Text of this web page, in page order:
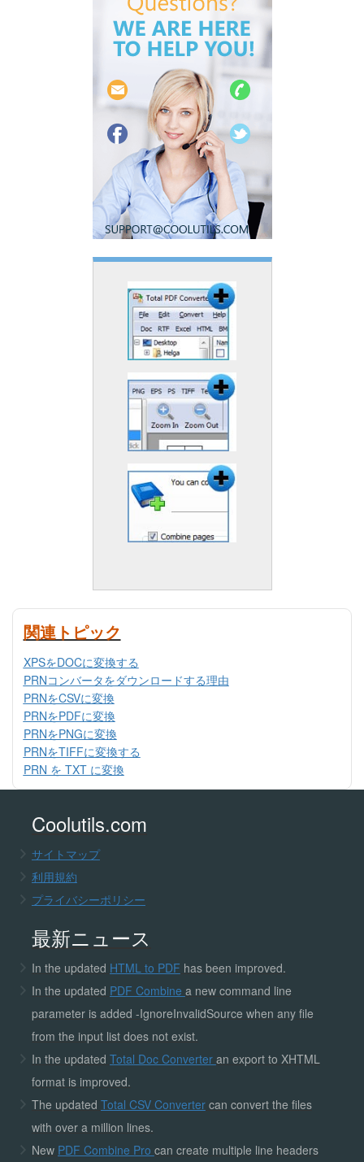
関連トピック
XPSをDOCに変換する
PRNコンバータをダウンロードする理由
PRNをCSVに変換
PRNをPDFに変換
PRNをPNGに変換
PRNをTIFFに変換する
PRN を TXT に変換
Coolutils.com
サイトマップ
利用規約
プライバシーポリシー
最新ニュース
In the updated HTML to PDF has been improved.
In the updated PDF Combine a new command line
parameter is added -IgnoreInvalidSource when any file
from the input list does not exist.
In the updated Total Doc Converter an export to XHTML
format is improved.
The updated Total CSV Convertercan convert the files
with over a million lines.
New PDF Combine Pro can create multiple line headers